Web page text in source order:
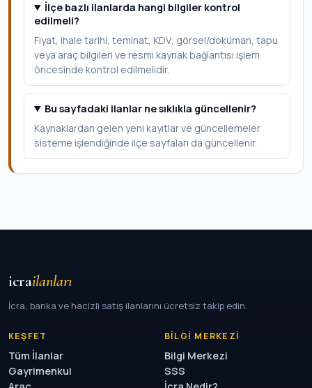
İlçe bazlı ilanlarda hangi bilgiler kontrol
edilmeli?
Fiyat, ihale tarihi, teminat, KDV, görsel/doküman, tapu
veya araç bilgileri ve resmi kaynak bağlantısı işlem
öncesinde kontrol edilmelidir.
Bu sayfadaki ilanlar ne sıklıkla güncellenir?
Kaynaklardan gelen yeni kayıtlar ve güncellemeler
sisteme işlendiğinde ilçe sayfaları da güncellenir.
icrailanları
İcra, banka ve hacizli satış ilanlarını ücretsiz takip edin.
KEŞFET
Tüm İlanlar
Gayrimenkul
BILGI MERKEZI
Bilgi Merkezi
SSS